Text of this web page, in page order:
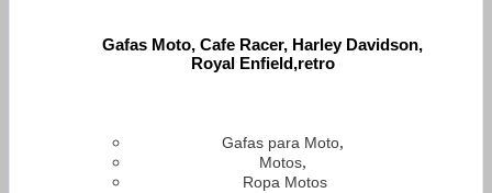
Gafas Moto, Cafe Racer, Harley Davidson,
Royal Enfield,retro
Gafas para Moto,
Motos,
Ropa Motos